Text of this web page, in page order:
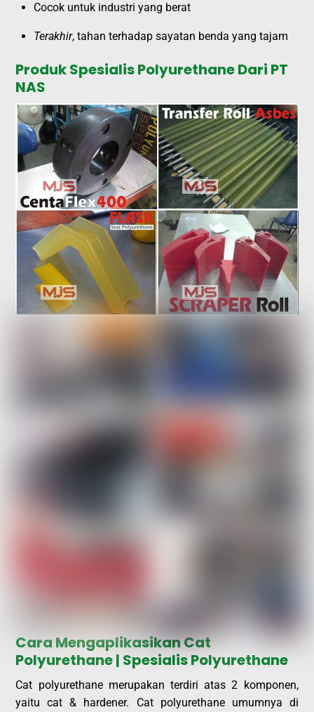
Cocok untuk industri yang berat
Terakhir, tahan terhadap sayatan benda yang tajam
Produk Spesialis Polyurethane Dari PT
NAS
Cara Mengaplikasikan Cat
Polyurethane | Spesialis Polyurethane
Cat polyurethane merupakan terdiri atas 2 komponen,
yaitu cat & hardener. Cat polyurethane umumnya di